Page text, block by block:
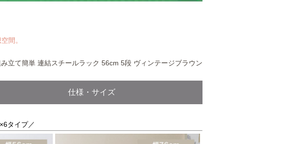
間。
立て簡単 連結スチールラック 56cm 5段 ヴィンテージブラウン
仕様・サイズ
タイプ／